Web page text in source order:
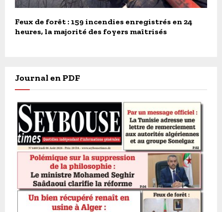
Feux de forêt : 159 incendies enregistrés en 24
heures, la majorité des foyers maîtrisés
Journal en PDF